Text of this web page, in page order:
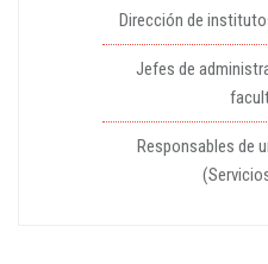
Dirección de
Jefes de
Responsables de